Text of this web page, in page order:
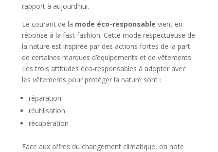
rapport à aujourd’hui.
Le courant de la mode éco-responsable vient en
réponse à la fast fashion. Cette mode respectueuse de
la nature est inspirée par des actions fortes de la part
de certaines marques d’équipements et de vêtements.
Les trois attitudes éco-responsables à adopter avec
les vêtements pour protéger la nature sont :
réparation
réutilisation
récupération
Face aux affres du changement climatique, on note